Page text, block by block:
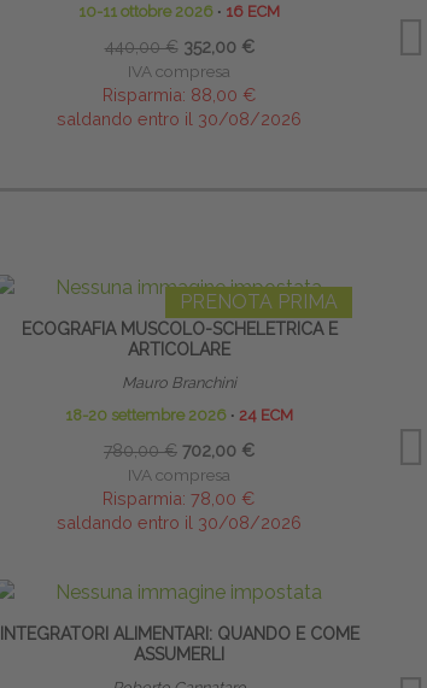
10-11 ottobre 2026 ∙ 16 ECM
440,00 € 352,00 €
IVA compresa
Risparmia: 88,00 €
saldando entro il 30/08/2026
PRENOTA PRIMA
ECOGRAFIA MUSCOLO-SCHELETRICA E
ARTICOLARE
Mauro Branchini
18-20 settembre 2026 ∙ 24 ECM
780,00 € 702,00 €
IVA compresa
Risparmia: 78,00 €
saldando entro il 30/08/2026
INTEGRATORI ALIMENTARI: QUANDO E COME
ASSUMERLI